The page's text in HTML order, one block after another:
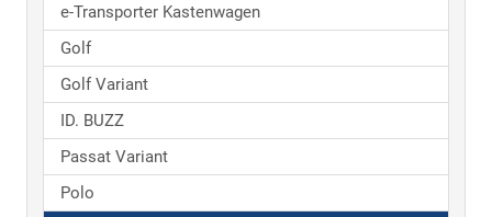
e-Transporter Kastenwagen
Golf
Golf Variant
ID. BUZZ
Passat Variant
Polo